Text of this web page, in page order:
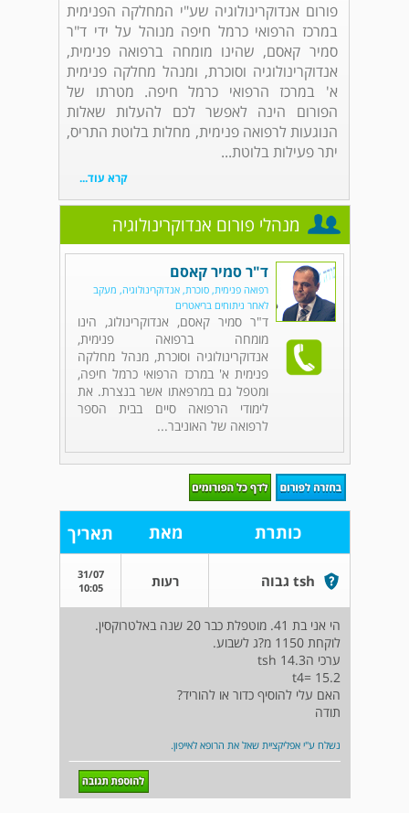
פורום אנדוקרינולוגיה שע"י המחלקה הפנימית
במרכז הרפואי כרמל חיפה מנוהל על ידי ד"ר
סמיר קאסם, שהינו מומחה ברפואה פנימית,
אנדוקרינולוגיה וסוכרת, ומנהל מחלקה פנימית
א' במרכז הרפואי כרמל חיפה. מטרתו של
הפורום הינה לאפשר לכם להעלות שאלות
הנוגעות לרפואה פנימית, מחלות בלוטת התריס,
יתר פעילות בלוטת...
קרא עוד...
מנהלי פורום אנדוקרינולוגיה
ד"ר סמיר קאסם
רפואה פנימית, סוכרת, אנדוקרינולוגיה, מעקב
לאחר ניתוחים בריאטרים
ד"ר סמיר קאסם, אנדוקרינולוג, הינו
מומחה ברפואה פנימית,
אנדוקרינולוגיה וסוכרת, מנהל מחלקה
פנימית א' במרכז הרפואי כרמל חיפה,
ומטפל גם במרפאתו אשר בנצרת. את
לימודי הרפואה סיים בבית הספר
לרפואה של האוניבר...
כותרת מאת תאריך
tsh גבוה רעות
31/07
10:05
הי אני בת 41. מוטפלת כבר 20 שנה באלטרוקסין.
לוקחת 1150 מ?ג לשבוע.
ערכי הtsh 14.3
t4= 15.2
האם עלי להוסיף כדור או להוריד?
תודה
נשלח ע"י אפליקציית שאל את הרופא לאייפון.